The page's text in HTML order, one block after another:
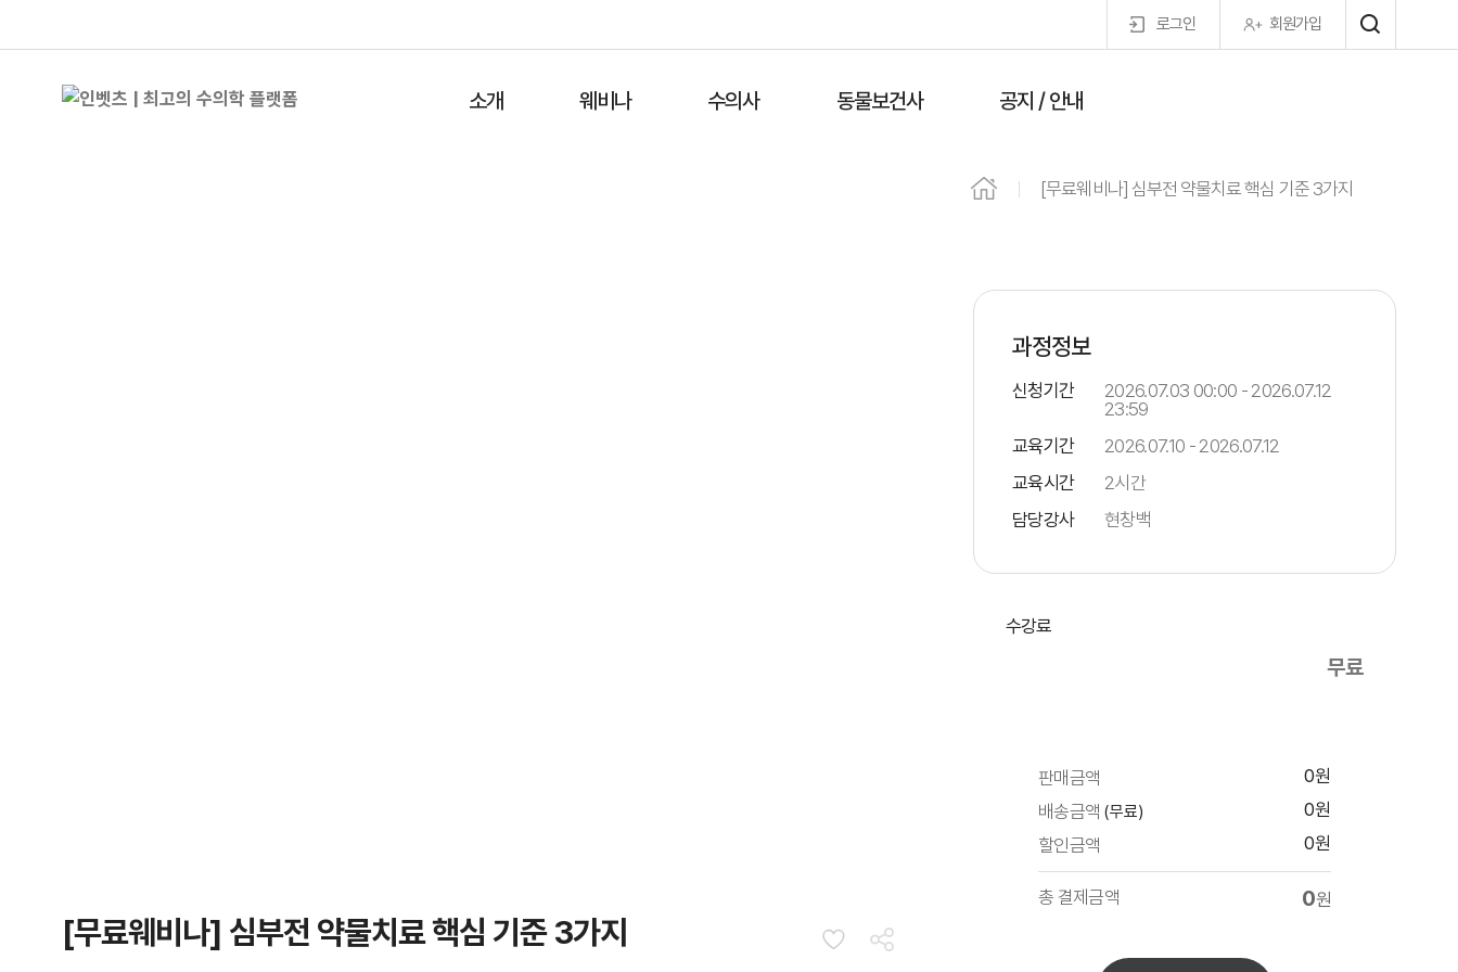
로그인 회원가입
소개 웨비나 수의사 동물보건사 공지 / 안내
[무료웨비나] 심부전 약물치료 핵심 기준 3가지
[무료웨비나] 심부전 약물치료 핵심 기준 3가지
과정정보
신청기간
2026.07.03 00:00 - 2026.07.12
23:59
교육기간
2026.07.10 - 2026.07.12
교육시간
2시간
담당강사
현창백
수강료
무료
판매금액
0원
배송금액 (무료)
0원
할인금액
0원
총 결제금액 0원